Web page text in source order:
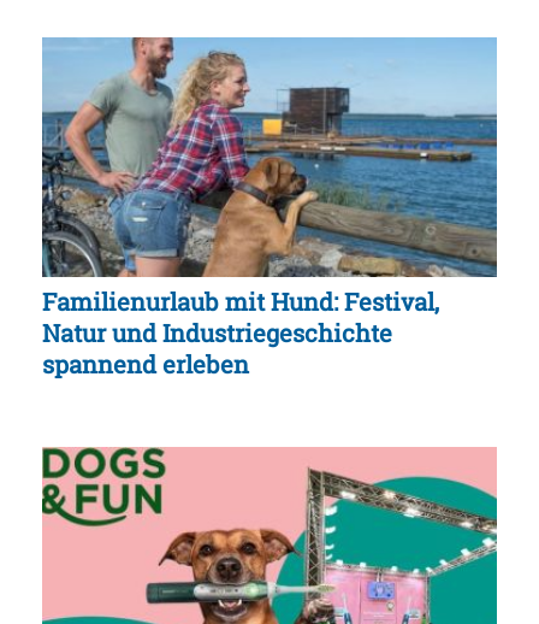
Familienurlaub mit Hund: Festival,
Natur und Industriegeschichte
spannend erleben